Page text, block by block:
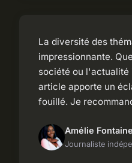
La diversité des
impressionnante.
société ou l'actualité
article apporte un
fouillé. Je
Amélie Fontaine
Journaliste